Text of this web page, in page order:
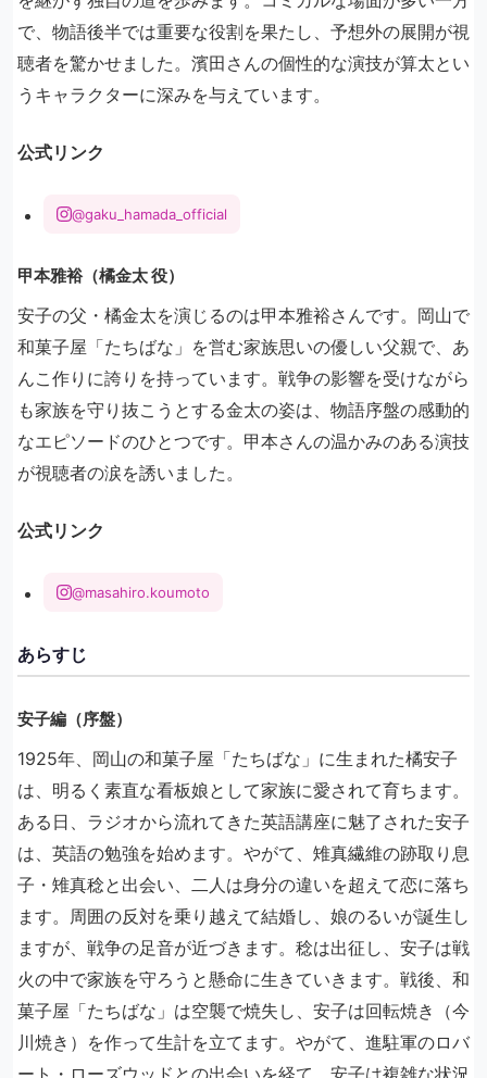
で、物語後半では重要な役割を果たし、予想外の展開が視
聴者を驚かせました。濱田さんの個性的な演技が算太とい
うキャラクターに深みを与えています。
公式リンク
@gaku_hamada_official
甲本雅裕（橘金太 役）
安子の父・橘金太を演じるのは甲本雅裕さんです。岡山で
和菓子屋「たちばな」を営む家族思いの優しい父親で、あ
んこ作りに誇りを持っています。戦争の影響を受けながら
も家族を守り抜こうとする金太の姿は、物語序盤の感動的
なエピソードのひとつです。甲本さんの温かみのある演技
が視聴者の涙を誘いました。
公式リンク
@masahiro.koumoto
あらすじ
安子編（序盤）
1925年、岡山の和菓子屋「たちばな」に生まれた橘安子
は、明るく素直な看板娘として家族に愛されて育ちます。
ある日、ラジオから流れてきた英語講座に魅了された安子
は、英語の勉強を始めます。やがて、雉真繊維の跡取り息
子・雉真稔と出会い、二人は身分の違いを超えて恋に落ち
ます。周囲の反対を乗り越えて結婚し、娘のるいが誕生し
ますが、戦争の足音が近づきます。稔は出征し、安子は戦
火の中で家族を守ろうと懸命に生きていきます。戦後、和
菓子屋「たちばな」は空襲で焼失し、安子は回転焼き（今
川焼き）を作って生計を立てます。やがて、進駐軍のロバ
ート・ローズウッドとの出会いを経て、安子は複雑な状況